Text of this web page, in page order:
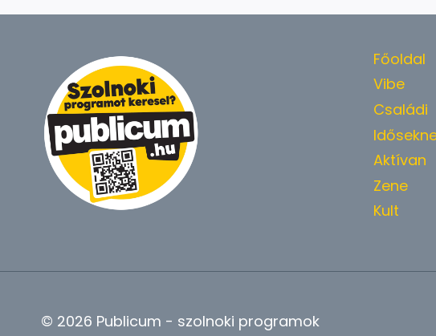
Főoldal
Vibe
Családi
Aktívan
Zene
Kult
© 2026 Publicum - szolnoki programok